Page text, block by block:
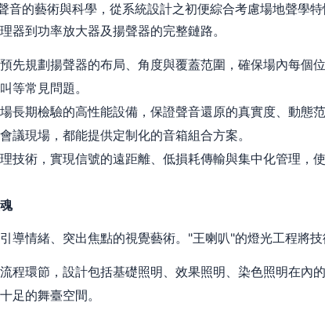
音的藝術與科學，從系統設計之初便綜合考慮場地聲學
器到功率放大器及揚聲器的完整鏈路。
先規劃揚聲器的布局、角度與覆蓋范圍，確保場內每個
等常見問題。
長期檢驗的高性能設備，保證聲音還原的真實度、動態
議現場，都能提供定制化的音箱組合方案。
技術，實現信號的遠距離、低損耗傳輸與集中化管理，
導情緒、突出焦點的視覺藝術。"王喇叭"的燈光工程將技
程環節，設計包括基礎照明、效果照明、染色照明在內
足的舞臺空間。